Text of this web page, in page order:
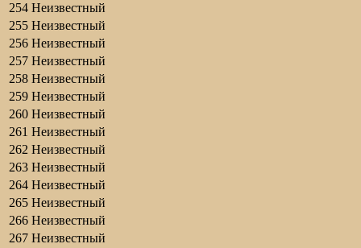
254 Неизвестный
255 Неизвестный
256 Неизвестный
257 Неизвестный
258 Неизвестный
259 Неизвестный
260 Неизвестный
261 Неизвестный
262 Неизвестный
263 Неизвестный
264 Неизвестный
265 Неизвестный
266 Неизвестный
267 Неизвестный